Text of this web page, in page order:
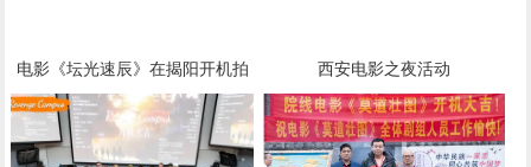
电影《坛光速辰》在揭阳开机拍
摄
西安电影之夜活动